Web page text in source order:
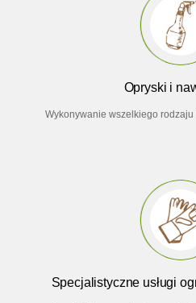
Opryski i
Wykonywanie wszelkiego
Specjalistyczne usługi